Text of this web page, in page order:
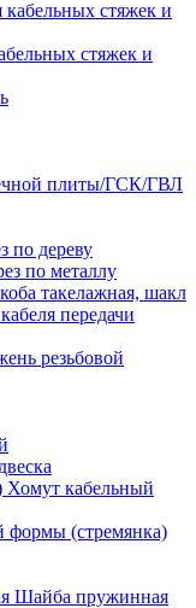
стяжек и
плиты/ГСК/ГВЛ
по дереву
по металлу
такелажная, шакл
передачи
резьбовой
Хомут кабельный
формы (стремянка)
Шайба пружинная